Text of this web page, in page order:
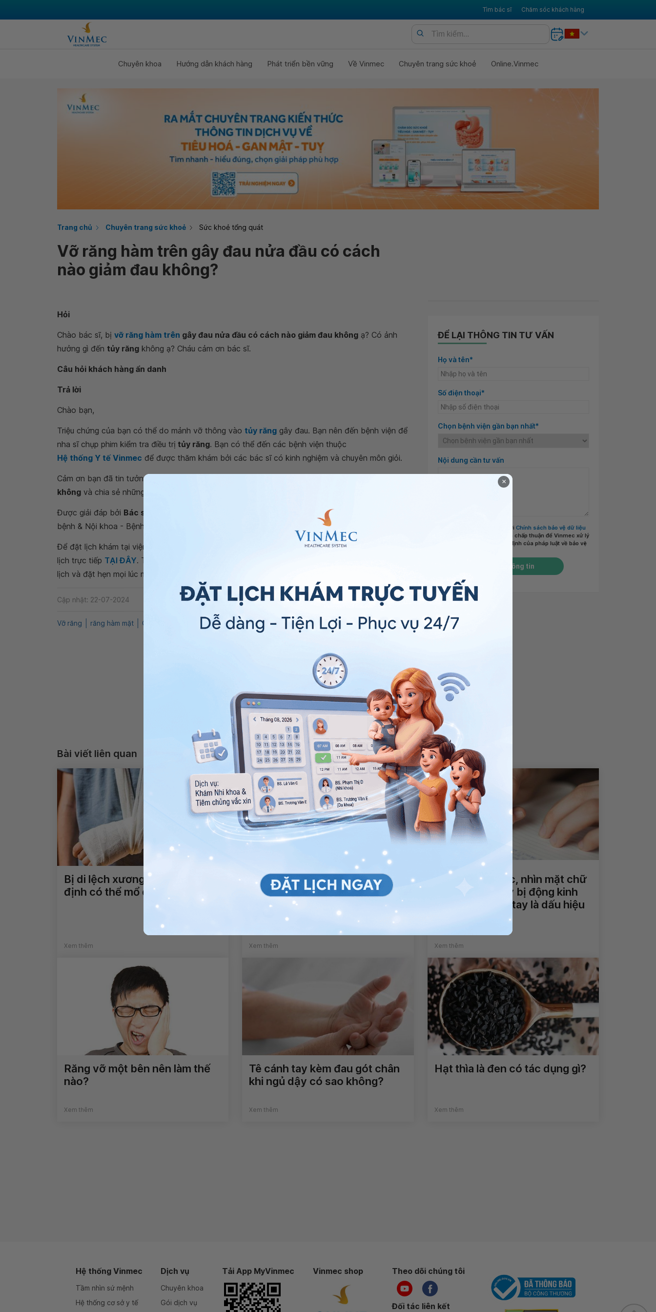
Tìm bác sĩ Chăm sóc khách hàng
Chuyên khoa Hướng dẫn khách hàng Phát triển bền vững Về Vinmec Chuyên trang sức khoẻ Online.Vinmec
Trang chủ Chuyên trang sức khoẻ Sức khoẻ tổng quát
Vỡ răng hàm trên gây đau nửa đầu có cách
nào giảm đau không?
Hỏi‌‌ ‌‌‌
Chào bác sĩ, bị vỡ răng hàm trên gây đau nửa đầu có cách nào giảm đau không ạ? Có ảnh
hưởng gì đến tủy răng không ạ? Cháu cảm ơn bác sĩ.
Câu hỏi khách hàng ẩn danh
Trả lời
Chào bạn,
Triệu chứng của bạn có thể do mảnh vỡ thông vào tủy răng gây đau. Bạn nên đến bệnh viện để
nha sĩ chụp phim kiểm tra điều trị tủy răng. Bạn có thể đến các bệnh viện thuộc
Hệ thống Y tế Vinmec để được thăm khám bởi các bác sĩ có kinh nghiệm và chuyên môn giỏi.
Cảm ơn bạn đã tin tưởng gửi câu hỏi
không và chia sẻ những lo lắng tới Vinmec. Trân trọng.
Được giải đáp bởi Bác sĩ chuyên khoa I Nguyễn Trung Hậu
- Bác sĩ Răng Hàm Mặt - Khoa Khám
bệnh & Nội khoa - Bệnh viện Đa khoa Quốc tế Vinmec Đà Nẵng.
Để đặt lịch khám tại viện, Quý khách vui lòng bấm số , đặt muaGÓI DỊCH VỤ
lịch trực tiếp TẠI ĐÂY. Tải và đặt lịch khám tự động trên ứng dụng My Vinmec để quản lý, theo dõi
lịch và đặt hẹn mọi lúc mọi nơi ngay trên ứng dụng.
Cập nhật: 22-07-2024 Chia sẻ
Vỡ răng răng hàm mặt QnA Giảm đau răng Đau đầu do gãy răng
ĐỂ LẠI THÔNG TIN TƯ VẤN
Họ và tên*
Số điện thoại*
Chọn bệnh viện gần bạn nhất*
Nội dung cần tư vấn
Tôi đã đọc và đồng ý với Chính sách bảo vệ dữ liệu
và chấp thuận để Vinmec xử lý
DLCN của tôi theo quy định của pháp luật về bảo vệ
Gửi thông tin
Bài viết liên quan
Bị di lệch xương sau bó lá cố
định có thể mổ được không?
Xem thêm
Răng lung lay vỡ 1 nửa kèm lợi
có mủ điều trị như thế nào?
Xem thêm
Không nói được, nhìn mặt chữ
không hiểu, hay bị động kinh
và tê đầu ngón tay là dấu hiệu
Xem thêm
Răng vỡ một bên nên làm thế
nào?
Xem thêm
Tê cánh tay kèm đau gót chân
khi ngủ dậy có sao không?
Xem thêm
Hạt thìa là đen có tác dụng gì?
Xem thêm
Hệ thống Vinmec
Tầm nhìn sứ mệnh
Hệ thống cơ sở y tế
Dịch vụ
Chuyên khoa
Gói dịch vụ
Tải App MyVinmec Vinmec shop Theo dõi chúng tôi
Đối tác liên kết
×